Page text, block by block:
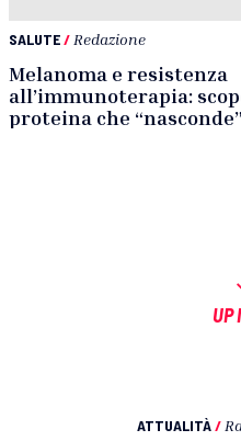
SALUTE/ Redazione
Melanoma e resistenza
all’immunoterapia:
proteina che
UP
ATTUALITÀ /